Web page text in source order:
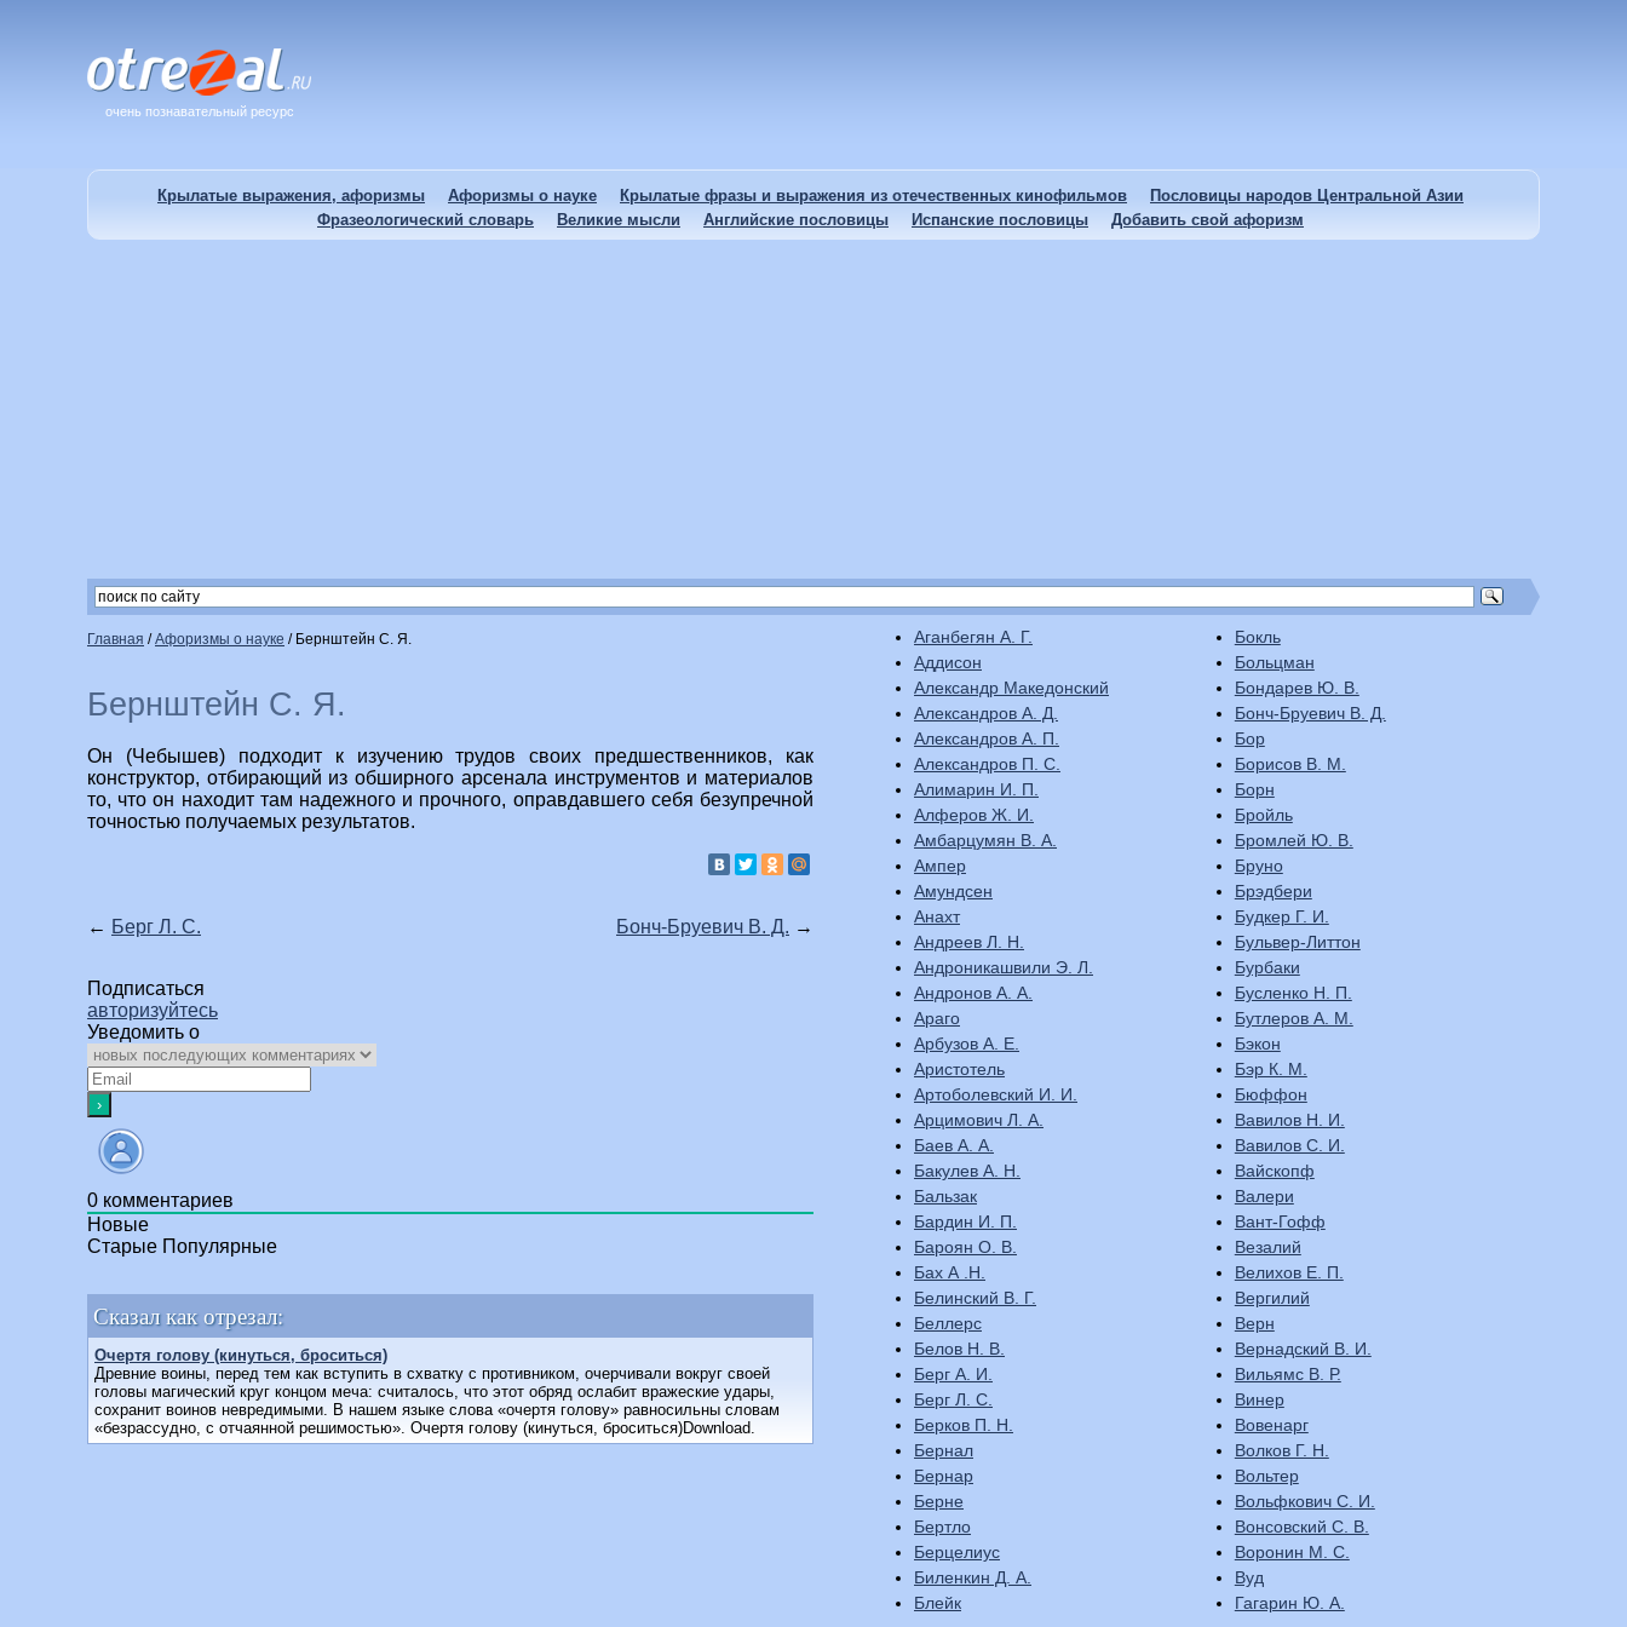
очень познавательный ресурс
Крылатые выражения, афоризмы Афоризмы о науке Крылатые фразы и выражения из отечественных кинофильмов
Пословицы народов Центральной Азии
Фразеологический словарь
Великие мысли Английские пословицы Испанские пословицы Добавить свой афоризм
Главная /Афоризмы о науке / Бернштейн С. Я.
Бернштейн С. Я.
Он (Чебышев) подходит к изучению трудов своих предшественников, как
конструктор, отбирающий из обширного арсенала инструментов и материалов
то, что он находит там надежного и прочного, оправдавшего себя безупречной
точностью получаемых результатов.
← Берг Л. С. Бонч-Бруевич В. Д. →
Подписаться
авторизуйтесь
Уведомить о
0 комментариев
Новые
Старые Популярные
Сказал как отрезал:
Очертя голову (кинуться, броситься)
Древние воины, перед тем как вступить в схватку с противником, очерчивали вокруг своей
головы магический круг концом меча: считалось, что этот обряд ослабит вражеские удары,
сохранит воинов невредимыми. В нашем языке слова «очертя голову» равносильны словам
«безрассудно, с отчаянной решимостью». Очертя голову (кинуться, броситься)Download.
Аганбегян А. Г.
Аддисон
Александр Македонский
Александров А. Д.
Александров А. П.
Александров П. С.
Алимарин И. П.
Алферов Ж. И.
Амбарцумян В. А.
Ампер
Амундсен
Анахт
Андреев Л. Н.
Андроникашвили Э. Л.
Андронов А. А.
Араго
Арбузов А. Е.
Аристотель
Артоболевский И. И.
Арцимович Л. А.
Баев А. А.
Бакулев А. Н.
Бальзак
Бардин И. П.
Бароян О. В.
Бах А .Н.
Белинский В. Г.
Беллерс
Белов Н. В.
Берг А. И.
Берг Л. С.
Берков П. Н.
Бернал
Бернар
Берне
Бертло
Берцелиус
Биленкин Д. А.
Блейк
Бокль
Больцман
Бондарев Ю. В.
Бонч-Бруевич В. Д.
Бор
Борисов В. М.
Борн
Бройль
Бромлей Ю. В.
Бруно
Брэдбери
Будкер Г. И.
Бульвер-Литтон
Бурбаки
Бусленко Н. П.
Бутлеров А. М.
Бэкон
Бэр К. М.
Бюффон
Вавилов Н. И.
Вавилов С. И.
Вайскопф
Валери
Вант-Гофф
Везалий
Велихов Е. П.
Вергилий
Верн
Вернадский В. И.
Вильямс В. Р.
Винер
Вовенарг
Волков Г. Н.
Вольтер
Вольфкович С. И.
Вонсовский С. В.
Воронин М. С.
Вуд
Гагарин Ю. А.